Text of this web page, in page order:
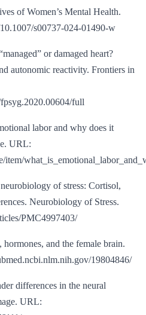
of Women’s Mental Health.
s00737-024-01490-w
or damaged heart?
autonomic reactivity. Frontiers in
full
labor and why does it
URL:
item/
of stress: Cortisol,
Neurobiology of Stress.
PMC4997403/
and the female brain.
19804846/
differences in the neural
URL: